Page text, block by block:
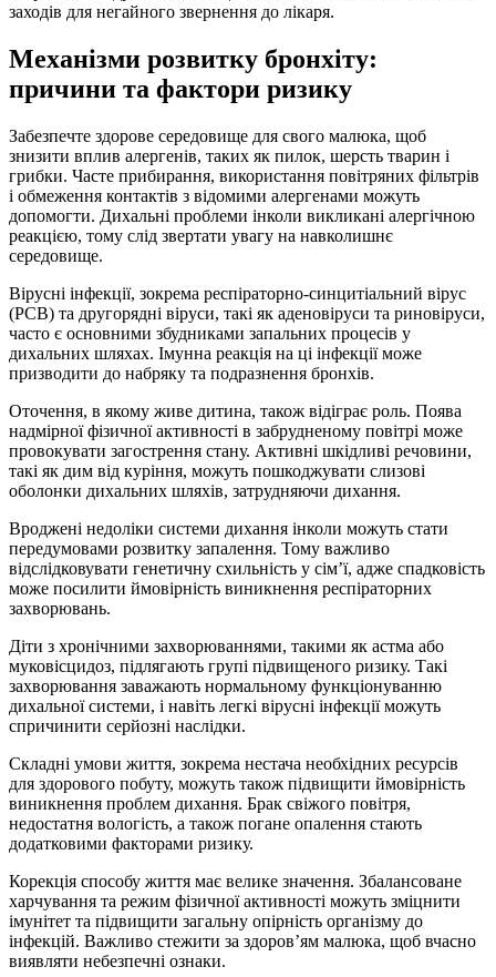
заходів для негайного звернення до лікаря.
Механізми розвитку бронхіту:
причини та фактори ризику
Забезпечте здорове середовище для свого малюка, щоб
знизити вплив алергенів, таких як пилок, шерсть тварин і
грибки. Часте прибирання, використання повітряних фільтрів
і обмеження контактів з відомими алергенами можуть
допомогти. Дихальні проблеми інколи викликані алергічною
реакцією, тому слід звертати увагу на навколишнє
середовище.
Вірусні інфекції, зокрема респіраторно-синцитіальний вірус
(РСВ) та другорядні віруси, такі як аденовіруси та риновіруси,
часто є основними збудниками запальних процесів у
дихальних шляхах. Імунна реакція на ці інфекції може
призводити до набряку та подразнення бронхів.
Оточення, в якому живе дитина, також відіграє роль. Поява
надмірної фізичної активності в забрудненому повітрі може
провокувати загострення стану. Активні шкідливі речовини,
такі як дим від куріння, можуть пошкоджувати слизові
оболонки дихальних шляхів, затрудняючи дихання.
Вроджені недоліки системи дихання інколи можуть стати
передумовами розвитку запалення. Тому важливо
відслідковувати генетичну схильність у сім’ї, адже спадковість
може посилити ймовірність виникнення респіраторних
захворювань.
Діти з хронічними захворюваннями, такими як астма або
муковісцидоз, підлягають групі підвищеного ризику. Такі
захворювання заважають нормальному функціонуванню
дихальної системи, і навіть легкі вірусні інфекції можуть
спричинити серйозні наслідки.
Складні умови життя, зокрема нестача необхідних ресурсів
для здорового побуту, можуть також підвищити ймовірність
виникнення проблем дихання. Брак свіжого повітря,
недостатня вологість, а також погане опалення стають
додатковими факторами ризику.
Корекція способу життя має велике значення. Збалансоване
харчування та режим фізичної активності можуть зміцнити
імунітет та підвищити загальну опірність організму до
інфекцій. Важливо стежити за здоров’ям малюка, щоб вчасно
виявляти небезпечні ознаки.